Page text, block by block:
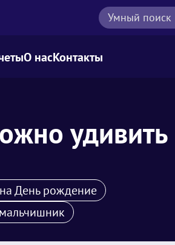
Умный поиск
О насКонтакты
удивить
День рождение